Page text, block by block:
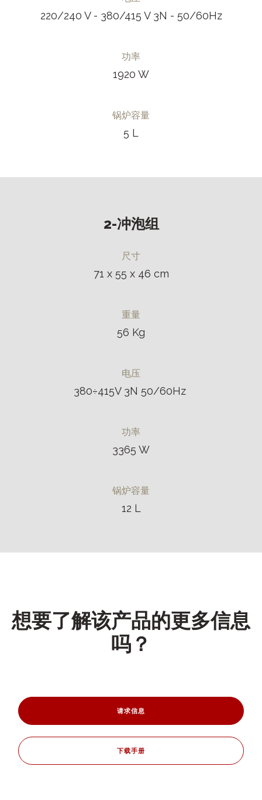
220/240 V - 380/415 V 3N - 50/60Hz
功率
1920 W
锅炉容量
5 L
2-冲泡组
尺寸
71 x 55 x 46 cm
重量
56 Kg
电压
380÷415V 3N 50/60Hz
功率
3365 W
锅炉容量
12 L
想要了解该产品的更多信息
吗？
请求信息
下载手册